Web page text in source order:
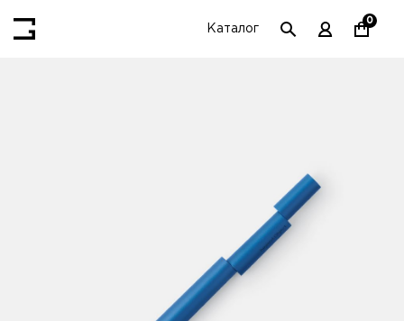
Каталог
0